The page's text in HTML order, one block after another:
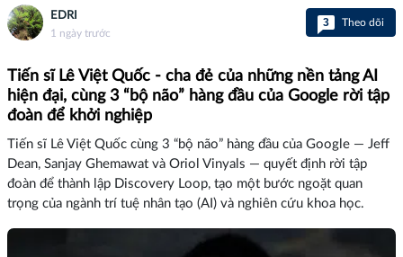
EDRI
1 ngày trước
3 Theo dõi
Tiến sĩ Lê Việt Quốc - cha đẻ của những nền tảng AI
hiện đại, cùng 3 “bộ não” hàng đầu của Google rời tập
đoàn để khởi nghiệp
Tiến sĩ Lê Việt Quốc cùng 3 “bộ não” hàng đầu của Google — Jeff
Dean, Sanjay Ghemawat và Oriol Vinyals — quyết định rời tập
đoàn để thành lập Discovery Loop, tạo một bước ngoặt quan
trọng của ngành trí tuệ nhân tạo (AI) và nghiên cứu khoa học.